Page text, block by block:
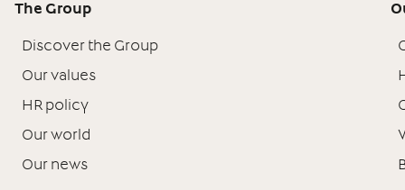
The Group
Discover the Group
Our values
HR policy
Our world
Our news